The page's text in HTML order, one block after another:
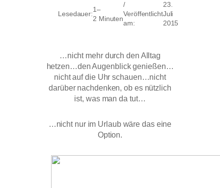
verlangsamen…
Lesedauer:
1–
2 Minuten
/
Veröffentlicht
am:
23.
Juli
2015
…nicht mehr durch den Alltag
hetzen…den Augenblick genießen…
nicht auf die Uhr schauen…nicht
darüber nachdenken, ob es nützlich
ist, was man da tut…
…nicht nur im Urlaub wäre das eine
Option.